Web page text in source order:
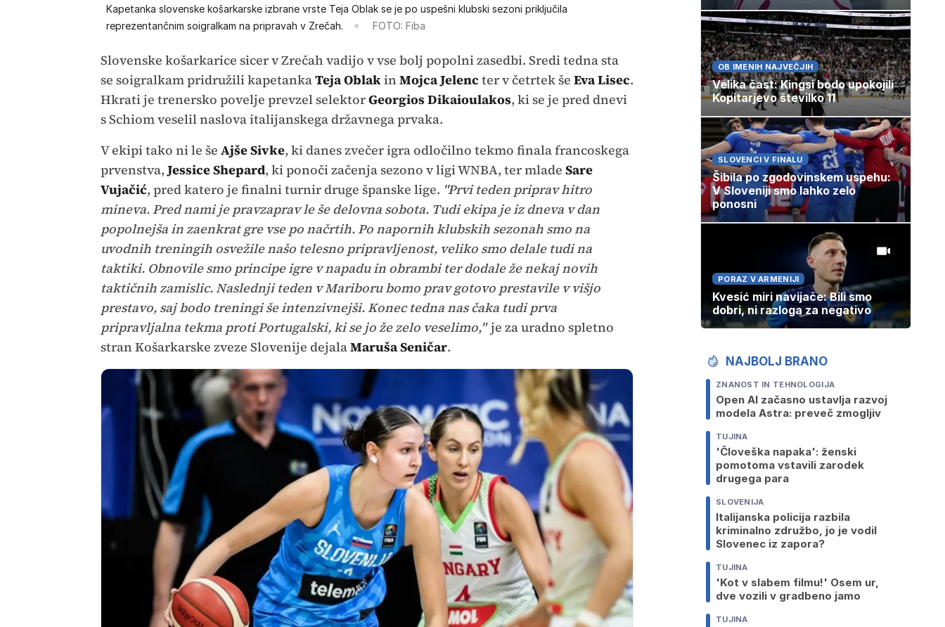
Kapetanka slovenske košarkarske izbrane vrste Teja Oblak se je po uspešni klubski sezoni priključila
reprezentančnim soigralkam na pripravah v Zrečah.
FOTO: Fiba
Slovenske košarkarice sicer v Zrečah vadijo v vse bolj popolni zasedbi. Sredi tedna sta
se soigralkam pridružili kapetankaTeja OblakinMojca Jelenc ter v četrtek še Eva Lisec.
Hkrati je trenersko povelje prevzel selektorGeorgios Dikaioulakos, ki se je pred dnevi
s Schiom veselil naslova italijanskega državnega prvaka.
V ekipi tako ni le še Ajše Sivke, ki danes zvečer igra odločilno tekmo finala francoskega
prvenstva,Jessice Shepard, ki ponoči začenja sezono v ligi WNBA, ter mlade Sare
Vujačić, pred katero je finalni turnir druge španske lige. "Prvi teden priprav hitro
mineva. Pred nami je pravzaprav le še delovna sobota. Tudi ekipa je iz dneva v dan
popolnejša in zaenkrat gre vse po načrtih. Po napornih klubskih sezonah smo na
uvodnih treningih osvežile našo telesno pripravljenost, veliko smo delale tudi na
taktiki. Obnovile smo principe igre v napadu in obrambi ter dodale že nekaj novih
taktičnih zamislic. Naslednji teden v Mariboru bomo prav gotovo prestavile v višjo
prestavo, saj bodo treningi še intenzivnejši. Konec tedna nas čaka tudi prva
pripravljalna tekma proti Portugalski, ki se jo že zelo veselimo,"je za uradno spletno
stran Košarkarske zveze Slovenije dejalaMaruša Seničar.
OB IMENIH NAJVEČJIH
Velika čast: Kingsi bodo upokojili
Kopitarjevo številko 11
SLOVENCI V FINALU
Šibila po zgodovinskem uspehu:
V Sloveniji smo lahko zelo
ponosni
PORAZ V ARMENIJI
Kvesić miri navijače: Bili smo
dobri, ni razloga za negativo
NAJBOLJ BRANO
ZNANOST IN TEHNOLOGIJA
Open AI začasno ustavlja razvoj
modela Astra: preveč zmogljiv
TUJINA
'Človeška napaka': ženski
pomotoma vstavili zarodek
drugega para
SLOVENIJA
Italijanska policija razbila
kriminalno združbo, jo je vodil
Slovenec iz zapora?
TUJINA
'Kot v slabem filmu!' Osem ur,
dve vozili v gradbeno jamo
TUJINA